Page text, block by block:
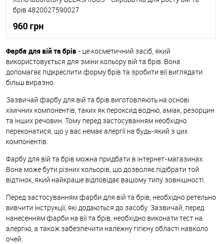
брів 4820027590027
960 грн
До кошика
До обраного
Фарба для вій та брів- це косметичний засіб, який
використовується для зміни кольору вій та брів. Вона
допомагає підкреслити форму брів та зробити вії виглядати
більш виразно.
Зазвичай фарбу для вій та брів виготовляють на основі
хімічних компонентів, таких як пероксид водню, аміак, резорцин
та інших речовин. Тому перед застосуванням необхідно
переконатися, що у вас немає алергії на будь-який з цих
компонентів.
Фарбу для вій та брів можна придбати в інтернет-магазинах.
Вона може бути різних кольорів, що дозволяє підібрати той
відтінок, який найкраще відповідає вашому типу зовнішності.
Перед застосуванням фарби для вій та брів, необхідно ретельно
вивчити інструкції, які додаються до засобу. Зазвичай, перед
нанесенням фарби на вії та брів, необхідно виконати тест на
алергію, а також забезпечити належну гігієну області навколо
очей.